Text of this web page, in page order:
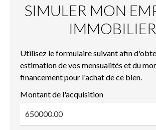
SIMULER MON
IMMOBILIER
Utilisez le formulaire suivant afin
estimation de vos mensualités et du
financement pour l'achat de ce bien.
Montant de l'acquisition